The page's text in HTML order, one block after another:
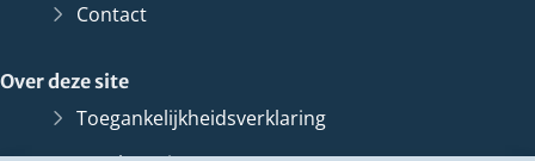
Contact
Over deze site
Toegankelijkheidsverklaring